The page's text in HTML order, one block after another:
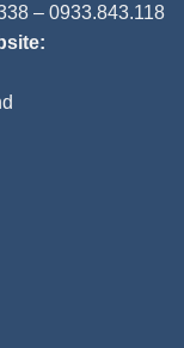
– 0933.843.118